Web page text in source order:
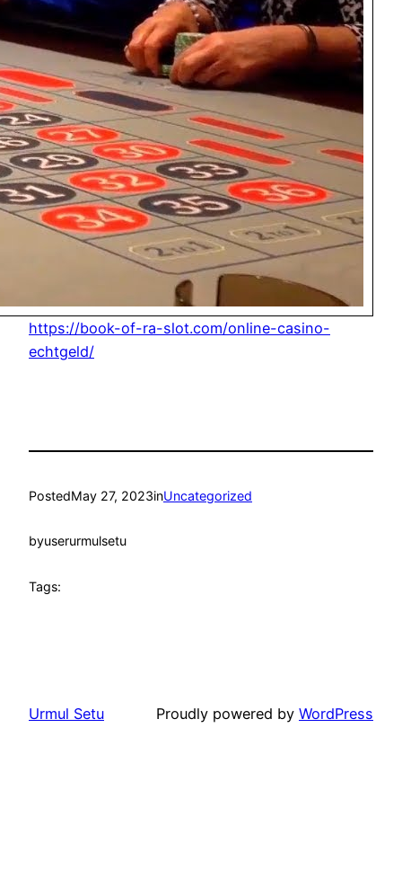
https://book-of-ra-slot.com/online-casino-
echtgeld/
PostedMay 27, 2023inUncategorized
byuserurmulsetu
Tags:
Urmul Setu Proudly powered by WordPress